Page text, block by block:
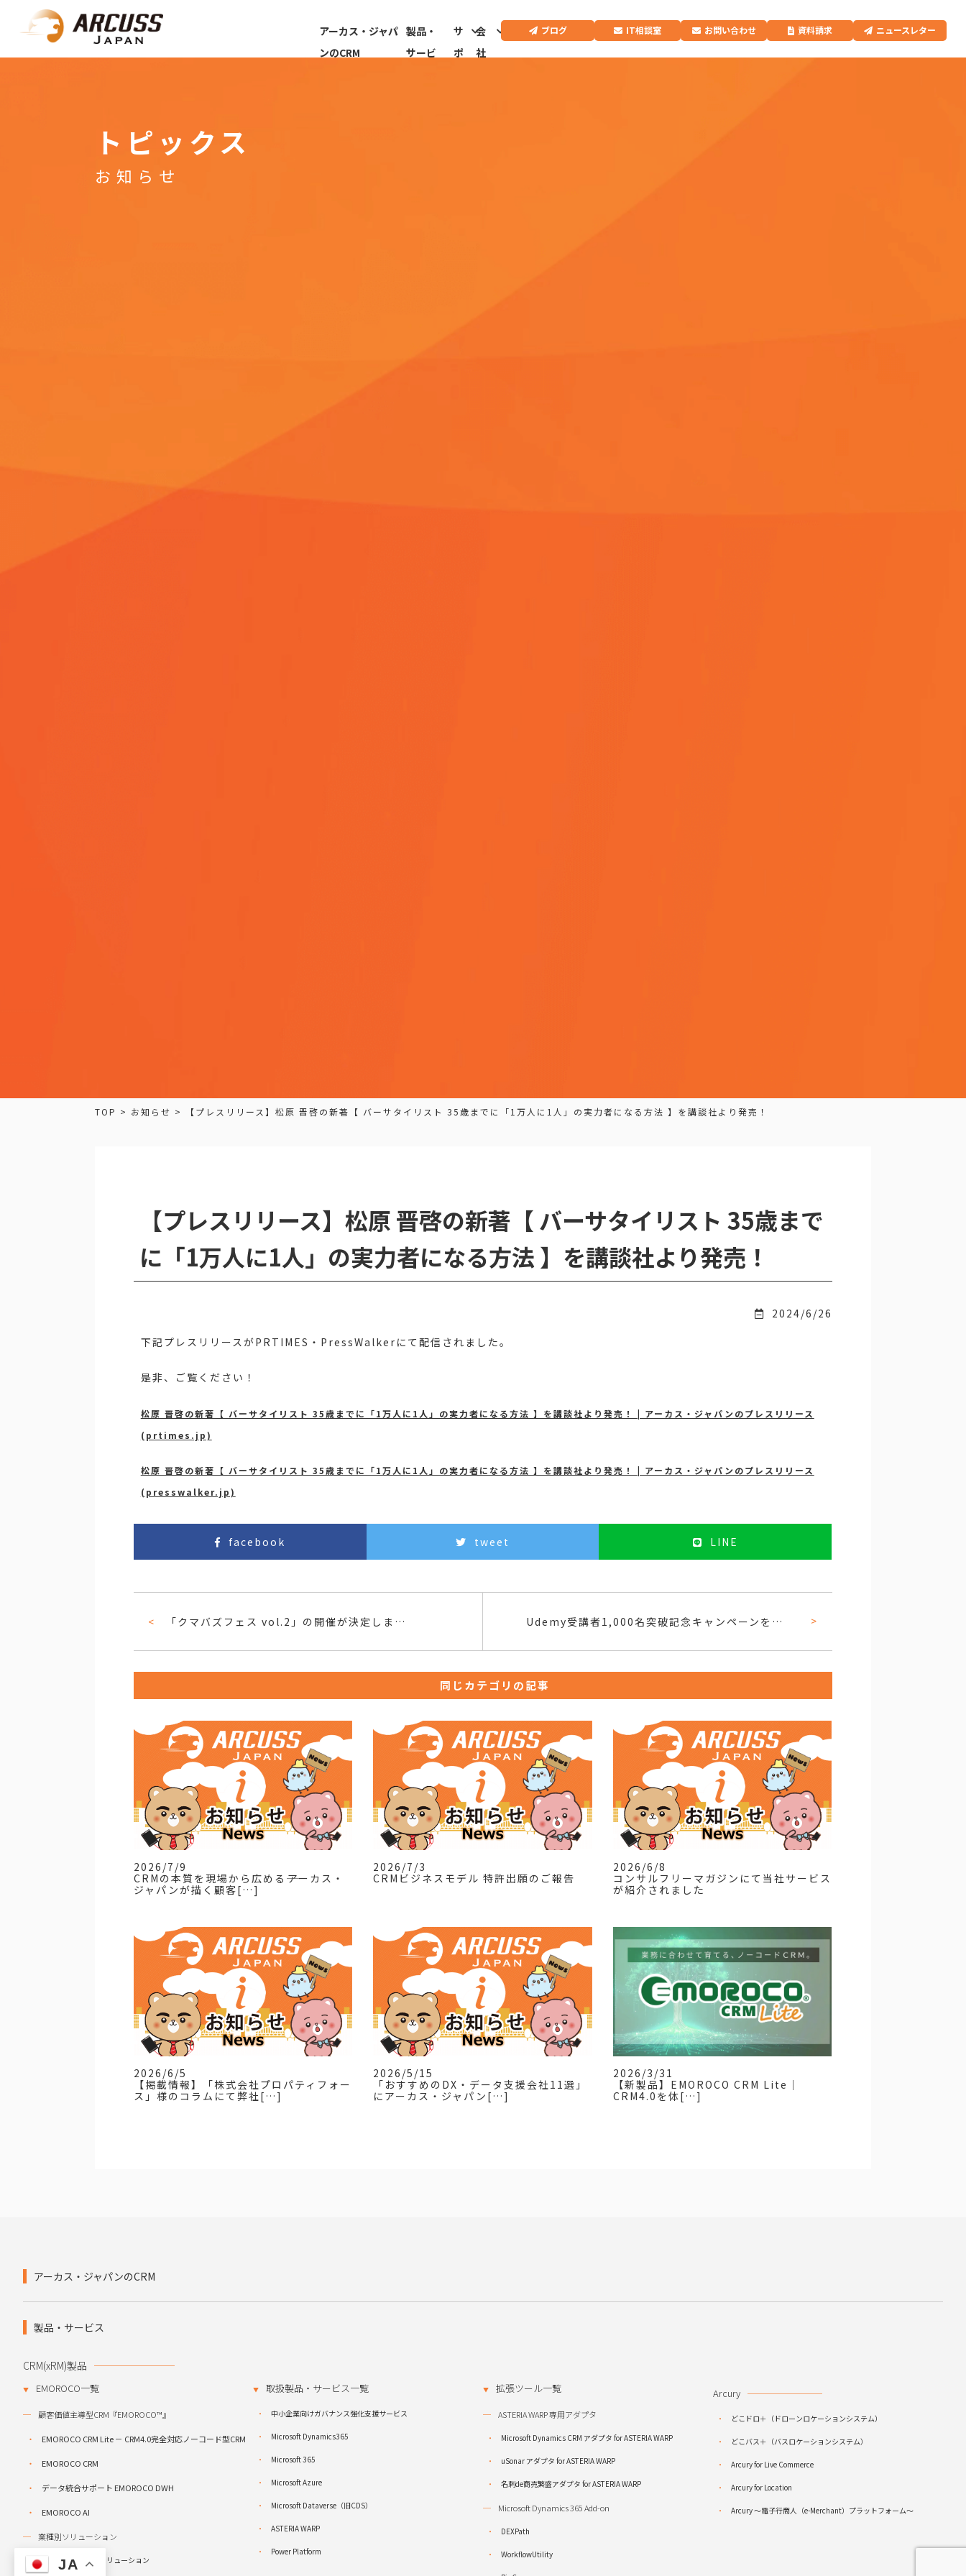
アーカス・ジャパ
ンのCRM
製品・
サービ
サ
ポ
会
社
ブログ IT相談室 お問い合わせ 資料請求 ニュースレター
トピックス
お知らせ
TOP > お知らせ > 【プレスリリース】松原 晋啓の新著【 バーサタイリスト 35歳までに「1万人に1人」の実力者になる方法 】を講談社より発売！
【プレスリリース】松原 晋啓の新著【 バーサタイリスト 35歳まで
に「1万人に1人」の実力者になる方法 】を講談社より発売！
2024/6/26
下記プレスリリースがPRTIMES・PressWalkerにて配信されました。
是非、ご覧ください！
松原 晋啓の新著【 バーサタイリスト 35歳までに「1万人に1人」の実力者になる方法 】を講談社より発売！ | アーカス・ジャパンのプレスリリース
(prtimes.jp)
松原 晋啓の新著【 バーサタイリスト 35歳までに「1万人に1人」の実力者になる方法 】を講談社より発売！ | アーカス・ジャパンのプレスリリース
(presswalker.jp)
facebook tweet LINE
「クマバズフェス vol.2」の開催が決定しました！ Udemy受講者1,000名突破記念キャンペーンを実施いたします！
同じカテゴリの記事
2026/7/9
CRMの本質を現場から広める――アーカス・
ジャパンが描く顧客[…]
2026/7/3
CRMビジネスモデル 特許出願のご報告
2026/6/8
コンサルフリーマガジンにて当社サービス
が紹介されました
2026/6/5
【掲載情報】「株式会社プロパティフォー
ス」様のコラムにて弊社[…]
2026/5/15
「おすすめのDX・データ支援会社11選」
にアーカス・ジャパン[…]
2026/3/31
【新製品】EMOROCO CRM Lite｜
CRM4.0を体[…]
アーカス・ジャパンのCRM
製品・サービス
CRM(xRM)製品
EMOROCO一覧
顧客価値主導型CRM『EMOROCO™』
EMOROCO CRM Lite － CRM4.0完全対応ノーコード型CRM
EMOROCO CRM
データ統合サポート EMOROCO DWH
EMOROCO AI
業種別ソリューション
不動産業向けCRMソリューション
取扱製品・サービス一覧
中小企業向けガバナンス強化支援サービス
Microsoft Dynamics365
Microsoft 365
Microsoft Azure
Microsoft Dataverse（旧CDS）
ASTERIA WARP
Power Platform
拡張ツール一覧
ASTERIA WARP 専用アダプタ
Microsoft Dynamics CRM アダプタ for ASTERIA WARP
uSonar アダプタ for ASTERIA WARP
名刺de商売繁盛アダプタ for ASTERIA WARP
Microsoft Dynamics 365 Add-on
DEXPath
WorkflowUtility
Arcury
どこドロ＋（ドローンロケーションシステム）
どこバス＋（バスロケーションシステム）
Arcury for Live Commerce
Arcury for Location
Arcury ～電子行商人（e-Merchant）プラットフォーム～
JA